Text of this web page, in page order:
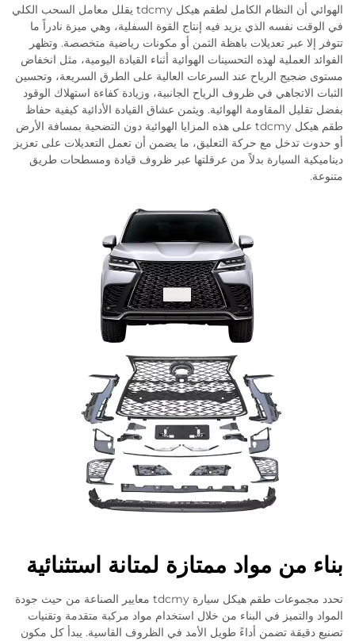
الهوائي أن النظام الكامل لطقم هيكل tdcmy يقلل معامل السحب الكلي
في الوقت نفسه الذي يزيد فيه إنتاج القوة السفلية، وهي ميزة نادراً ما
تتوفر إلا عبر تعديلات باهظة الثمن أو مكونات رياضية متخصصة. وتظهر
الفوائد العملية لهذه التحسينات الهوائية أثناء القيادة اليومية، مثل انخفاض
مستوى ضجيج الرياح عند السرعات العالية على الطرق السريعة، وتحسين
الثبات الاتجاهي في ظروف الرياح الجانبية، وزيادة كفاءة استهلاك الوقود
بفضل تقليل المقاومة الهوائية. ويثمن عشاق القيادة الأدائية كيفية حفاظ
طقم هيكل tdcmy على هذه المزايا الهوائية دون التضحية بمسافة الأرض
أو حدوث تدخل مع حركة التعليق، ما يضمن أن تعمل التعديلات على تعزيز
ديناميكية السيارة بدلاً من عرقلتها عبر ظروف قيادة ومسطحات طريق
متنوعة.
بناء من مواد ممتازة لمتانة استثنائية
تحدد مجموعات طقم هيكل سيارة tdcmy معايير الصناعة من حيث جودة
المواد والتميز في البناء من خلال استخدام مواد مركبة متقدمة وتقنيات
تصنيع دقيقة تضمن أداءً طويل الأمد في الظروف القاسية. يبدأ كل مكون